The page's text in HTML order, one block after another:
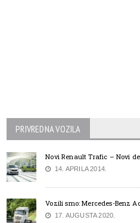
PRIVREDNA VOZILA
Novi Renault Trafic – Novi
14. APRILA 2014.
Vozili smo: Mercedes-Benz
17. AUGUSTA 2020.